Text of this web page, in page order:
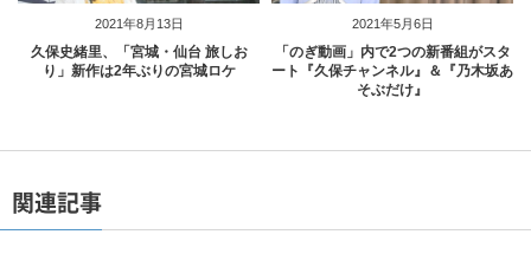
2021年8月13日
久保史緒里、「宮城・仙台 旅しお
り」新作は2年ぶりの宮城ロケ
2021年5月6日
「のぎ動画」内で2つの新番組がスタ
ート『久保チャンネル』＆『乃木坂あ
そぶだけ』
関連記事